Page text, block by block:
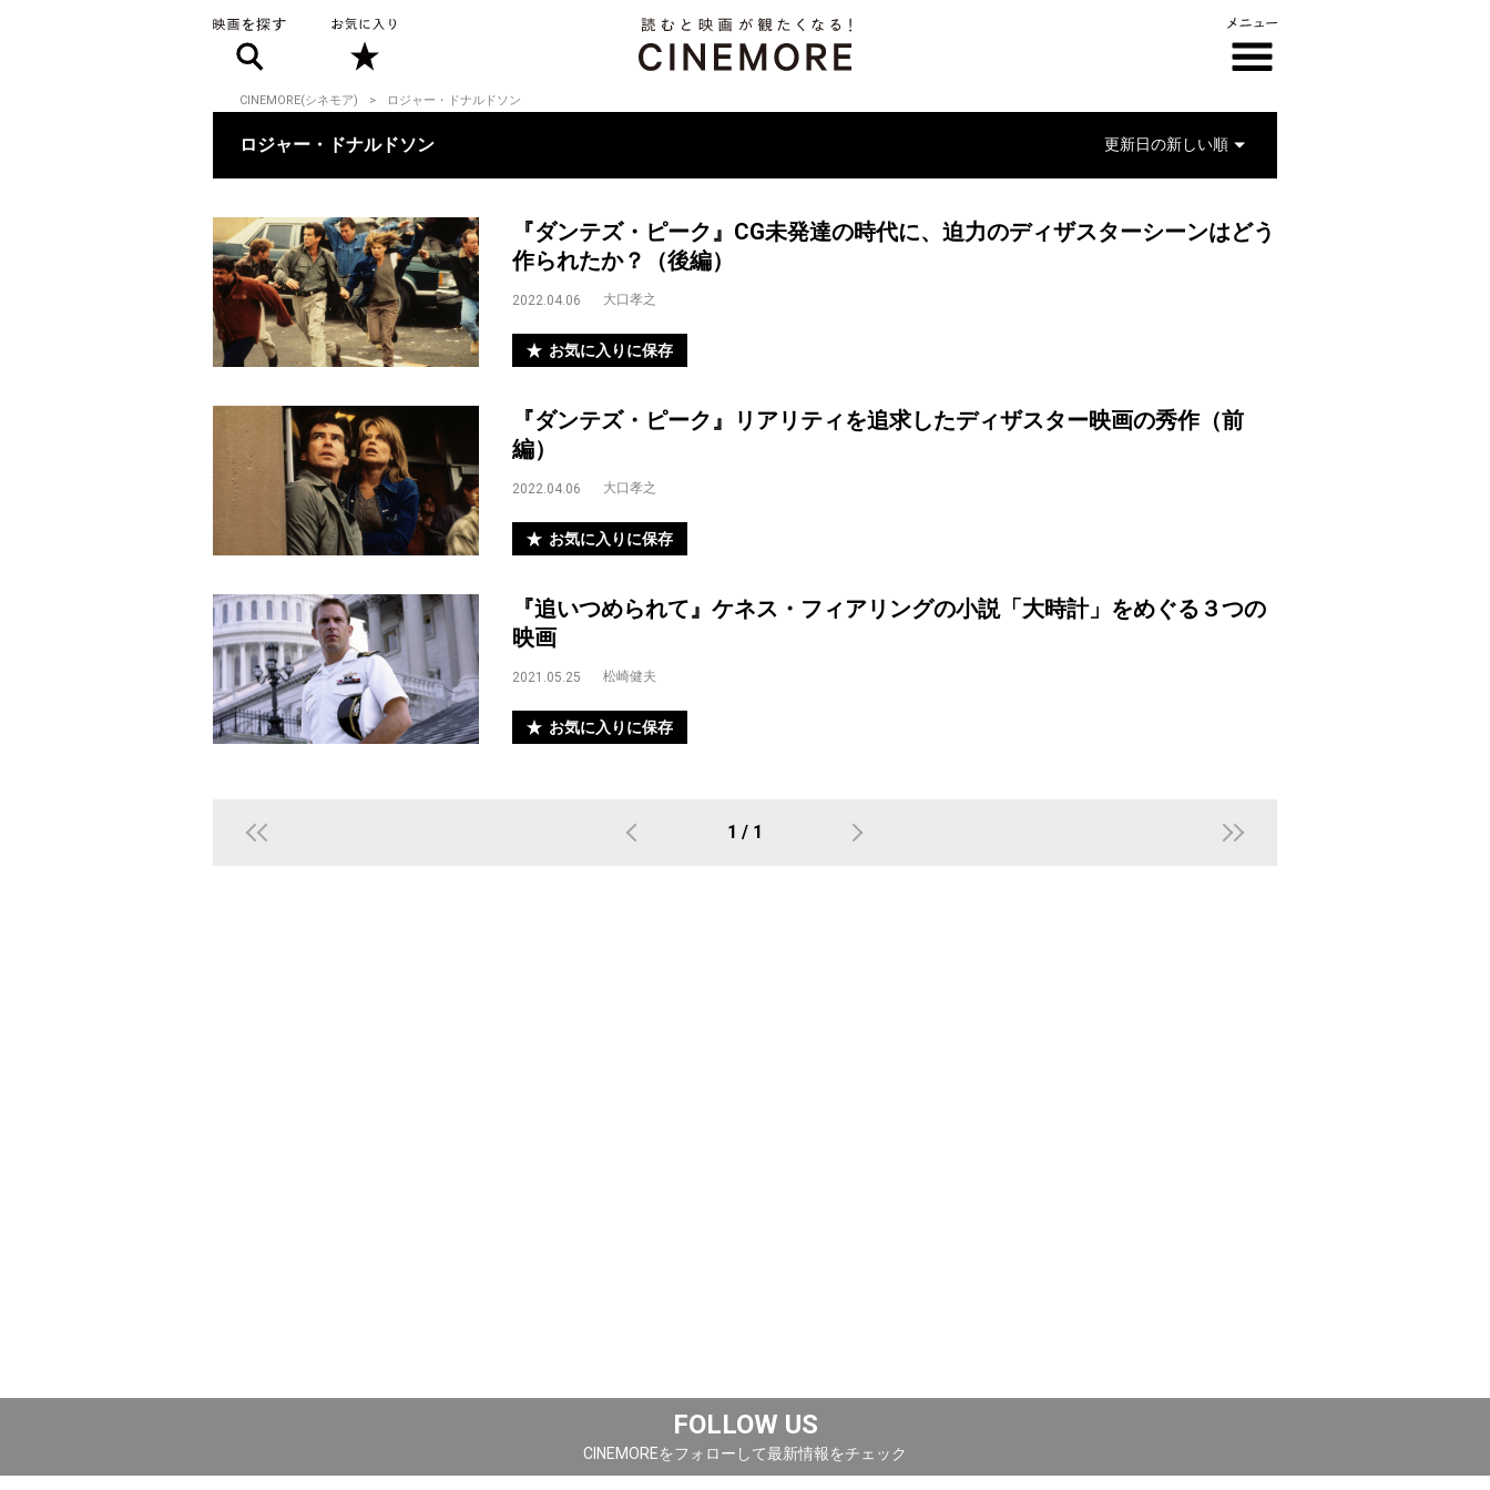
CINEMORE(シネモア) ロジャー・ドナルドソン
ロジャー・ドナルドソン
『ダンテズ・ピーク』CG未発達の時代に、迫力のディザスターシーンはどう
作られたか？（後編）
2022.04.06 大口孝之
お気に入りに保存
『ダンテズ・ピーク』リアリティを追求したディザスター映画の秀作（前
編）
2022.04.06 大口孝之
お気に入りに保存
『追いつめられて』ケネス・フィアリングの小説「大時計」をめぐる３つの
映画
2021.05.25 松崎健夫
お気に入りに保存
1 / 1
FOLLOW US
CINEMOREをフォローして最新情報をチェック